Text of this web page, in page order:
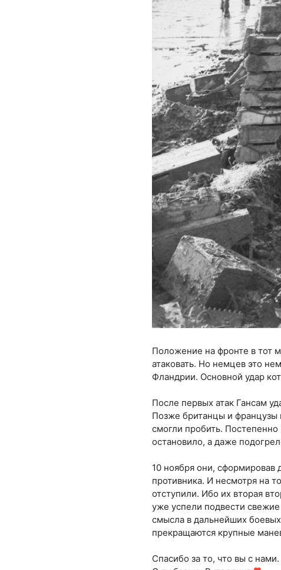
Положение на фронте в тот
атаковать. Но немцев это
Фландрии. Основной удар
После первых атак Гансам
Позже британцы и французы
смогли пробить.
остановило, а даже
10 ноября они, сформировав
противника. И несмотря на
отступили. Ибо их вторая
уже успели подвести
смысла в дальнейших
прекращаются крупные
Спасибо за то, что вы с нами.